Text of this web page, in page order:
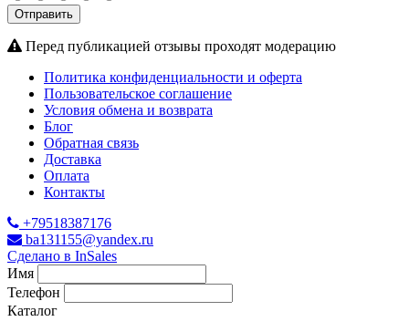
Отправить
Перед публикацией отзывы проходят модерацию
Политика конфиденциальности и оферта
Пользовательское соглашение
Условия обмена и возврата
Блог
Обратная связь
Доставка
Оплата
Контакты
+79518387176
ba131155@yandex.ru
Сделано в InSales
Имя
Телефон
Каталог